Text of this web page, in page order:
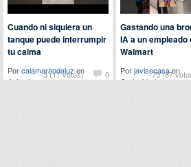
-3 (17 votos) 0
Cuando ni siquiera un
tanque puede interrumpir
tu calma
Porcalamarandaluz en
Animales
-75 (87
Gastando una
IA a un empleado
Walmart
Porjavisecasaen
Curiosidades